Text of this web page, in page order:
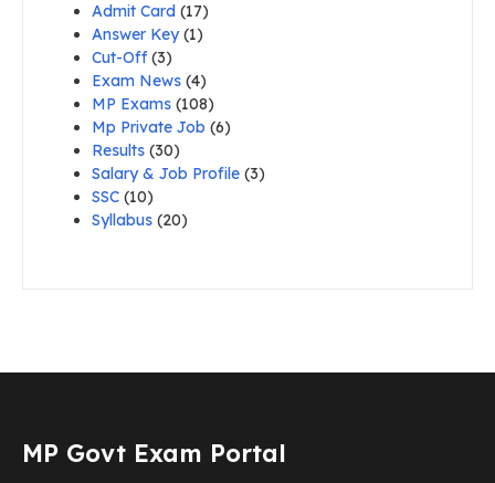
Admit Card (17)
Answer Key(1)
Cut-Off(3)
Exam News (4)
MP Exams (108)
Mp Private Job (6)
Results (30)
Salary & Job Profile (3)
SSC (10)
Syllabus (20)
MP Govt Exam Portal